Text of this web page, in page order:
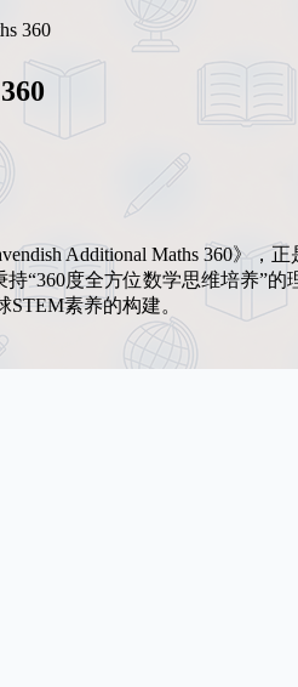
360
Additional Maths 360》，
持“360度全方位数学思维培养”
素养的构建。